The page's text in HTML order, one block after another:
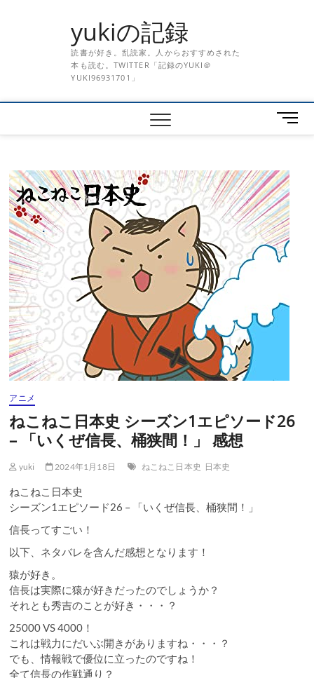
yukiの記録
読書が好き。乱読家。人からおすすめされた
本も読む。TWITTER「記録のYUKI＠
YUKI96931701」
メ
ニ
ボ
タ
ン
アニメ
ねこねこ日本史 シーズン1エピソード26
– 「いくぜ信長、桶狭間！」 感想
yuki 2024年1月18日 ねこねこ日本史 日本史
ねこねこ日本史
シーズン1エピソード26 – 「いくぜ信長、桶狭間！」
信長ってすごい！
以下、ネタバレを含んだ感想となります！
猿が好き。
信長は実際に猿が好きだったのでしょうか？
それとも秀吉のことが好き・・・？
25000 VS 4000！
これは戦力にだいぶ開きがありますね・・・？
でも、情報戦で優位に立ったのですね！
全て信長の作戦通り？